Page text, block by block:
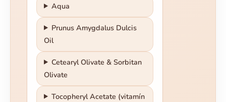
Aqua
Prunus Amygdalus Dulcis
Oil
Cetearyl Olivate & Sorbitan
Olivate
Tocopheryl Acetate (vitamín